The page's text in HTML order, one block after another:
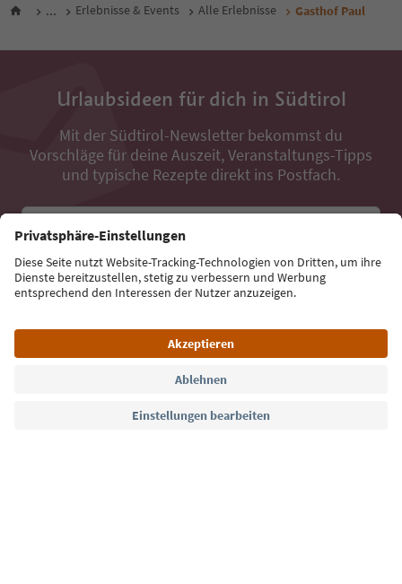
... Erlebnisse & Events Alle Erlebnisse Gasthof Paul
Urlaubsideen für dich in Südtirol
Mit der Südtirol-Newsletter bekommst du
Vorschläge für deine Auszeit, Veranstaltungs-Tipps
und typische Rezepte direkt ins Postfach.
E-Mail Adresse
Jetzt anmelden